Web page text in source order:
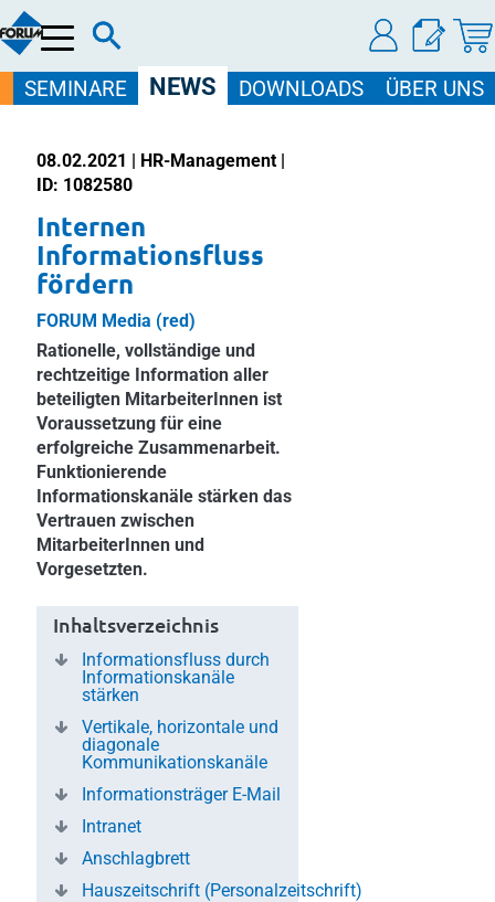
Menü
SEMINARE NEWS DOWNLOADS ÜBER UNS
08.02.2021 | HR-Management |
ID: 1082580
Internen
Informationsfluss
fördern
FORUM Media (red)
Rationelle, vollständige und
rechtzeitige Information aller
beteiligten MitarbeiterInnen ist
Voraussetzung für eine
erfolgreiche Zusammenarbeit.
Funktionierende
Informationskanäle stärken das
Vertrauen zwischen
MitarbeiterInnen und
Vorgesetzten.
Inhaltsverzeichnis
Informationsfluss durch
Informationskanäle
stärken
Vertikale, horizontale und
diagonale
Kommunikationskanäle
Informationsträger E-Mail
Intranet
Anschlagbrett
Hauszeitschrift (Personalzeitschrift)